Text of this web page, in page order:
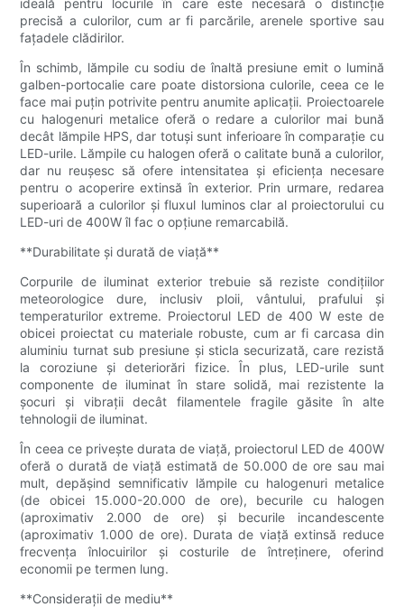
precisă a culorilor, cum ar fi parcările, arenele sportive sau
fațadele clădirilor.
În schimb, lămpile cu sodiu de înaltă presiune emit o lumină
galben-portocalie care poate distorsiona culorile, ceea ce le
face mai puțin potrivite pentru anumite aplicații. Proiectoarele
cu halogenuri metalice oferă o redare a culorilor mai bună
decât lămpile HPS, dar totuși sunt inferioare în comparație cu
LED-urile. Lămpile cu halogen oferă o calitate bună a culorilor,
dar nu reușesc să ofere intensitatea și eficiența necesare
pentru o acoperire extinsă în exterior. Prin urmare, redarea
superioară a culorilor și fluxul luminos clar al proiectorului cu
LED-uri de 400W îl fac o opțiune remarcabilă.
**Durabilitate și durată de viață**
Corpurile de iluminat exterior trebuie să reziste condițiilor
meteorologice dure, inclusiv ploii, vântului, prafului și
temperaturilor extreme. Proiectorul LED de 400 W este de
obicei proiectat cu materiale robuste, cum ar fi carcasa din
aluminiu turnat sub presiune și sticla securizată, care rezistă
la coroziune și deteriorări fizice. În plus, LED-urile sunt
componente de iluminat în stare solidă, mai rezistente la
șocuri și vibrații decât filamentele fragile găsite în alte
tehnologii de iluminat.
În ceea ce privește durata de viață, proiectorul LED de 400W
oferă o durată de viață estimată de 50.000 de ore sau mai
mult, depășind semnificativ lămpile cu halogenuri metalice
(de obicei 15.000-20.000 de ore), becurile cu halogen
(aproximativ 2.000 de ore) și becurile incandescente
(aproximativ 1.000 de ore). Durata de viață extinsă reduce
frecvența înlocuirilor și costurile de întreținere, oferind
economii pe termen lung.
**Considerații de mediu**